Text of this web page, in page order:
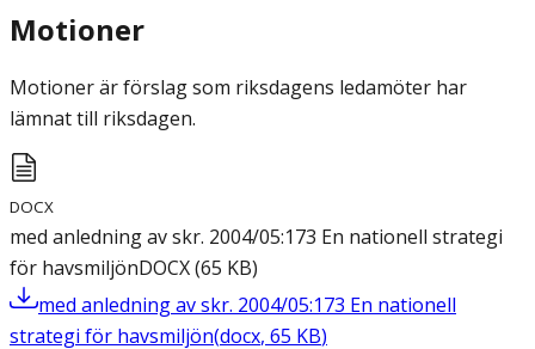
Motioner
Motioner är förslag som riksdagens ledamöter har
lämnat till riksdagen.
DOCX
med anledning av skr. 2004/05:173 En nationell strategi
för havsmiljönDOCX(65 KB)
med anledning av skr. 2004/05:173 En nationell
strategi för havsmiljön(docx, 65 KB)